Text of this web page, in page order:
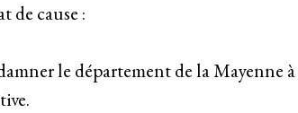
de cause :
le département de la Mayenne